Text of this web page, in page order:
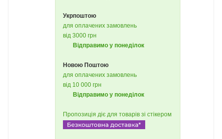
Укрпоштою
для оплачених замовлень
від 3000 грн
Відправимо у понеділок
Новою Поштою
для оплачених замовлень
від 10 000 грн
Відправимо у понеділок
Пропозиція діє для товарів зі стікером